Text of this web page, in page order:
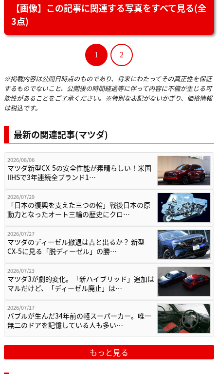
【画像】この記事に関連する写真をすべて見る(全
3点)
1 2
※掲載内容は公開日時点のものであり、将来にわたってその真正性を保証
するものでないこと、公開後の時間経過等に伴って内容に不備が生じる可
能性があることをご了承ください。※特別な表記がないかぎり、価格情報
は税込です。
最新の関連記事(マツダ)
2026/08/06
マツダ新型CX-5の安全性能が素晴らしい！米国
IIHSで3年連続全ブランド1…
2026/07/29
「日本の復興を支えた三つの輪」戦後日本の原
動力となったオート三輪の歴史にクロ…
2026/07/27
マツダのディーゼル撤退は吉と出るか？ 新型
CX-5に見る「脱ディーゼル」の勝…
2026/07/23
マツダ3が劇的変化。「新ハイブリッド」追加は
マルだけど、「ディーゼル廃止」は…
2026/07/17
バブルが生んだ34年前の軽スーパーカー。唯一
無二のドアを記憶している人も多い…
もっと見る